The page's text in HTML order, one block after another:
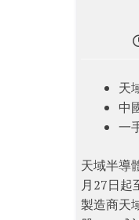
天
中
一
天域半導
月27日起
製造商天